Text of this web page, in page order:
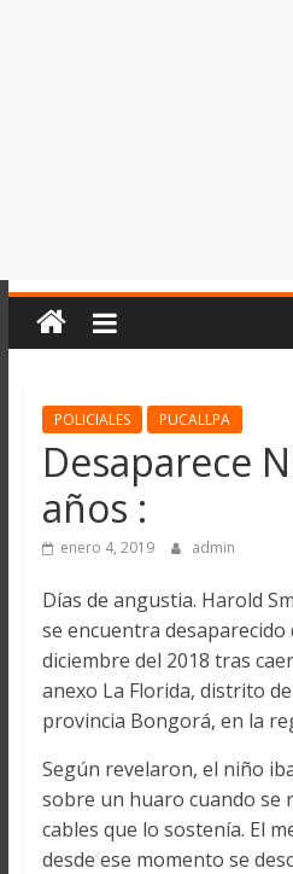
POLICIALES PUCALLPA
Desaparece
años :
enero 4, 2019 admin
Días de angustia. Harold
se encuentra desaparecido
diciembre del 2018 tras
anexo La Florida, distrito
provincia Bongorá, en la
Según revelaron, el niño
sobre un huaro cuando se
cables que lo sostenía. El
desde ese momento se